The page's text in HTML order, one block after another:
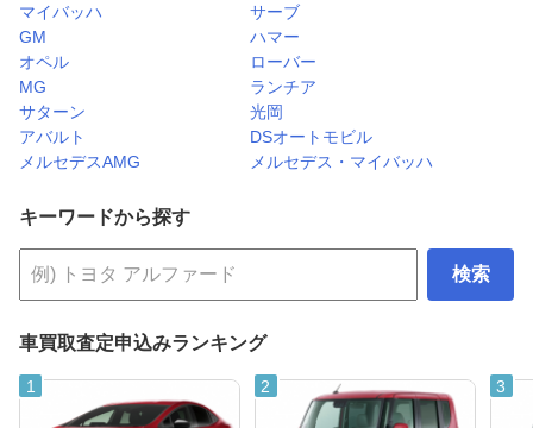
マイバッハ
サーブ
GM
ハマー
オペル
ローバー
MG
ランチア
サターン
光岡
アバルト
DSオートモビル
メルセデスAMG
メルセデス・マイバッハ
キーワードから探す
検索
車買取査定申込みランキング